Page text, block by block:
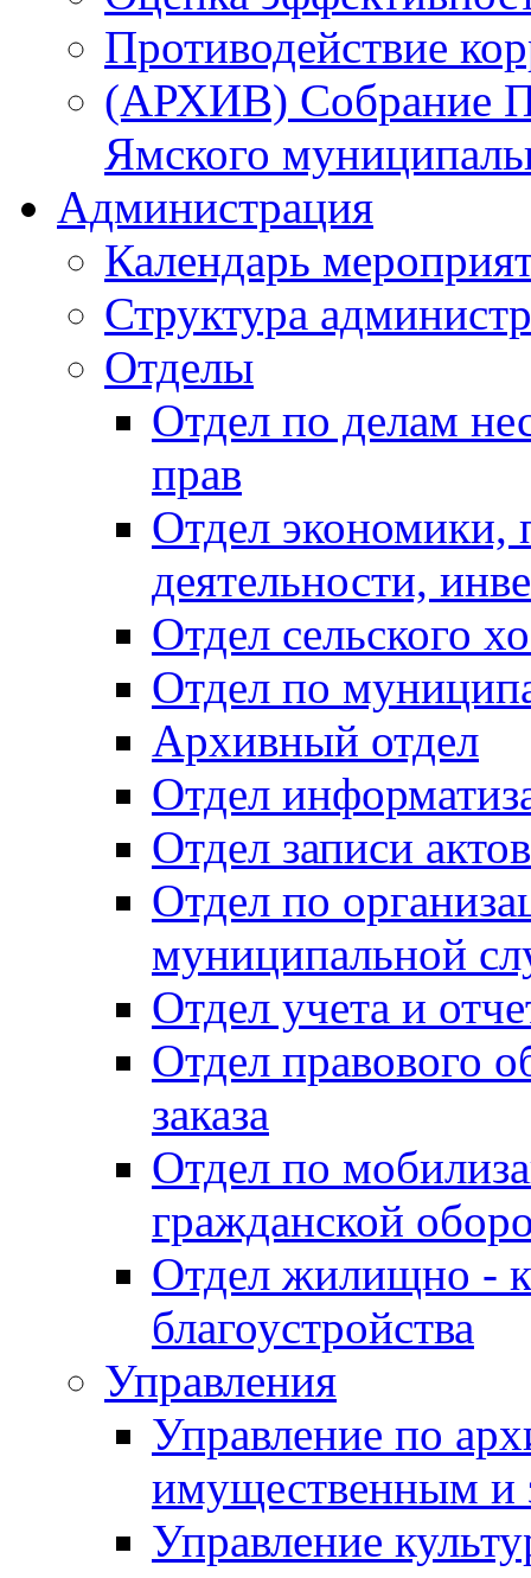
Противодействие
(АРХИВ) Собрание
Ямского
Администрация
Календарь
Структура
Отделы
Отдел по делам
прав
Отдел экономики,
деятельности,
Отдел сельского
Отдел по
Архивный отдел
Отдел
Отдел записи
Отдел по
муниципальной
Отдел учета и
Отдел правового
заказа
Отдел по
гражданской
Отдел жилищно -
благоустройства
Управления
Управление по
имущественным и
Управление